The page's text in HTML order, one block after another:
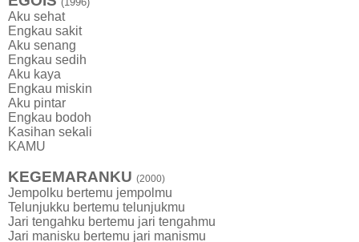
Aku sehat
Engkau sakit
Aku senang
Engkau sedih
Aku kaya
Engkau miskin
Aku pintar
Engkau bodoh
Kasihan sekali
KAMU
KEGEMARANKU (2000)
Jempolku bertemu jempolmu
Telunjukku bertemu telunjukmu
Jari tengahku bertemu jari tengahmu
Jari manisku bertemu jari manismu